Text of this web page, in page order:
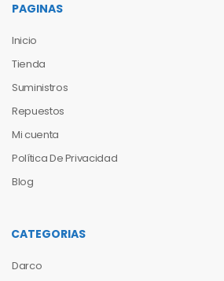
PAGINAS
Inicio
Tienda
Suministros
Repuestos
Mi cuenta
Política De Privacidad
Blog
CATEGORIAS
Darco